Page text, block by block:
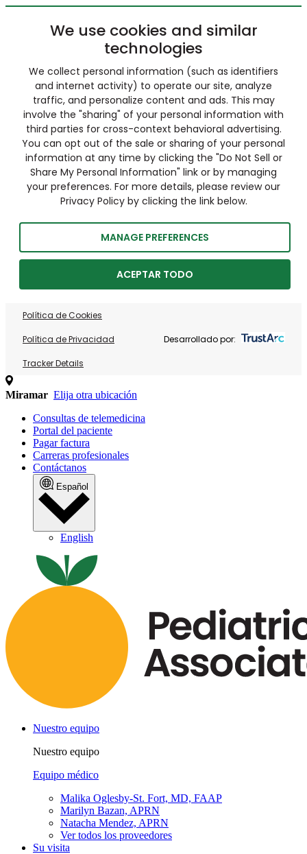
We use cookies and similar
technologies
We collect personal information (such as identifiers
and internet activity) to operate our site, analyze
traffic, and personalize content and ads. This may
involve the "sharing" of your personal information with
third parties for cross-context behavioral advertising.
You can opt out of the sale or sharing of your personal
information at any time by clicking the "Do Not Sell or
Share My Personal Information" link or by managing
your preferences. For more details, please review our
Privacy Policy by clicking the link below.
MANAGE PREFERENCES
ACEPTAR TODO
Política de Cookies
Política de Privacidad
Tracker Details
Desarrollado por:
Miramar Elija otra ubicación
Consultas de telemedicina
Portal del paciente
Pagar factura
Carreras profesionales
Contáctanos
Español
English
Nuestro equipo
Nuestro equipo
Equipo médico
Malika Oglesby-St. Fort, MD, FAAP
Marilyn Bazan, APRN
Natacha Mendez, APRN
Ver todos los proveedores
Su visita